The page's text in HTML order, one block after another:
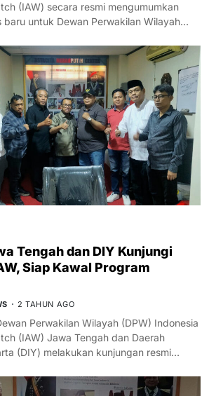
(IAW) secara resmi mengumumkan
baru untuk Dewan Perwakilan Wilayah…
Tengah dan DIY Kunjungi
Siap Kawal Program
2 TAHUN AGO
Perwakilan Wilayah (DPW) Indonesia
(IAW) Jawa Tengah dan Daerah
(DIY) melakukan kunjungan resmi…